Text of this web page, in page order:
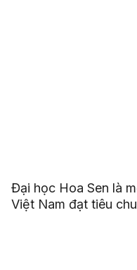
Đại học Hoa Sen là
Việt Nam đạt tiêu